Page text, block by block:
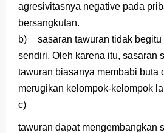
agresivitasnya negative pada
bersangkutan.
b)
sasaran tawuran tidak
sendiri. Oleh karena itu, sasaran
tawuran biasanya membabi buta
merugikan kelompok-kelompok
c)
tawuran dapat mengembangkan